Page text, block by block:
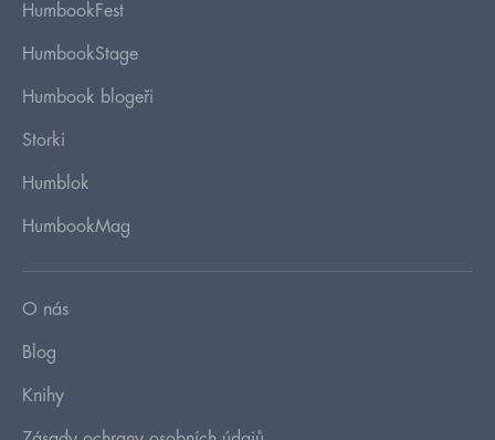
HumbookFest
HumbookStage
Humbook blogeři
Storki
Humblok
HumbookMag
O nás
Blog
Knihy